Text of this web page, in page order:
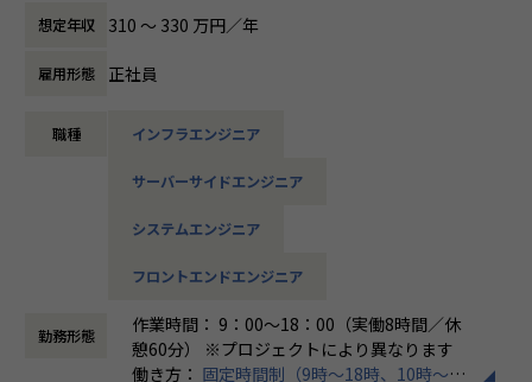
＜その他プロジェクト事例＞
・オンラインヨガプラットフォームの要件定義・設計（Rub
・自社ECサイトの新規立ち上げ（要件定義～運用／TypeScr
・大手メーカー向け製造システムの業務改善プロジェクト
・ECクラウド基盤設計（AWS／VMware）
・大手クライアント向け仮想環境移行・導入（Windows／A
ctive Directory）
そんな方には700社以上の中からスキルや希望に合う案件を
ご紹介しています。
たとえば、ヨガ配信アプリやECサイトの新規開発、クラウド
設計など、上流フェーズから関われる案件も豊富です。ま
ひとりで悩まず、安心して挑戦できます。
◆落ち着いた環境で、長く働きたい方へ
OKの案件も多く、週2～3日出社が基本。残業は月9時間ほど
現場には教育担当がつき、月1回の面談やチャット相談も実
施。産休・育休の取得＆復帰率も100％と、ライフイベント
にも柔軟に対応しています。
想定年収 310 〜 330 万円／年
雇用形態 正社員
職種 インフラエンジニア
サーバーサイドエンジニア
システムエンジニア
フロントエンドエンジニア
勤務形態
作業時間： 9：00～18：00（実働8時間／休
憩60分） ※プロジェクトにより異なります
働き方： 固定時間制（9時～18時、10時～19